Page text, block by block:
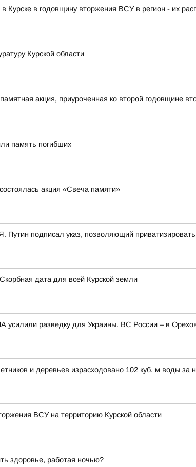
Курске в годовщину вторжения ВСУ в регион - их
Курской области
акция, приуроченная ко второй годовщине
память погибших
акция «Свеча памяти»
Путин подписал указ, позволяющий
дата для всей Курской земли
усилили разведку для Украины. ВС России – в
и деревьев израсходовано 102 куб. м воды за
ВСУ на территорию Курской области
здоровье, работая ночью?